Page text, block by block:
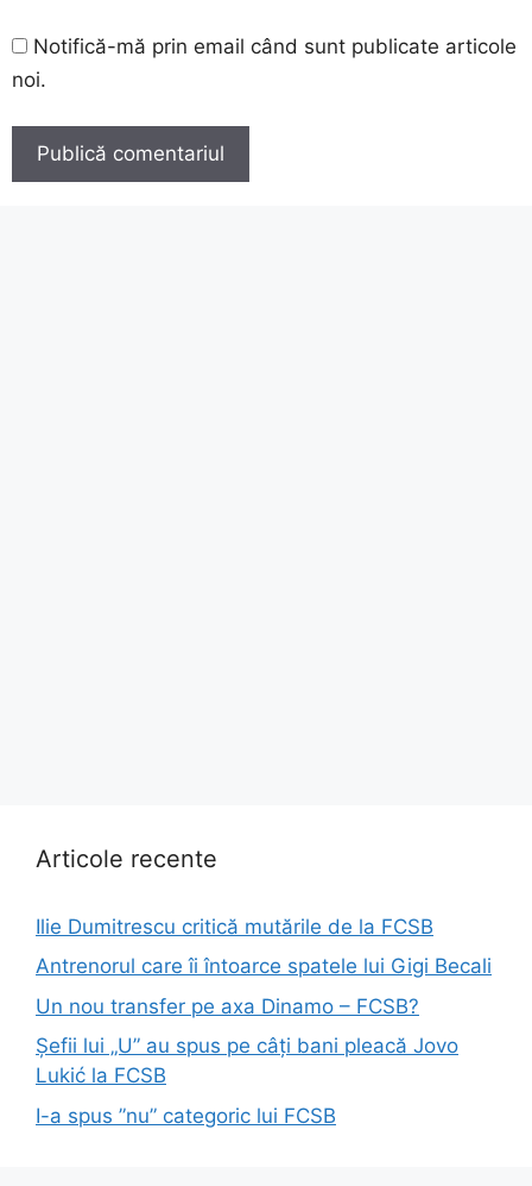
Notifică-mă prin email când sunt publicate articole
noi.
Articole recente
Ilie Dumitrescu critică mutările de la FCSB
Antrenorul care îi întoarce spatele lui Gigi Becali
Un nou transfer pe axa Dinamo – FCSB?
Șefii lui „U” au spus pe câți bani pleacă Jovo
Lukić la FCSB
I-a spus ”nu” categoric lui FCSB